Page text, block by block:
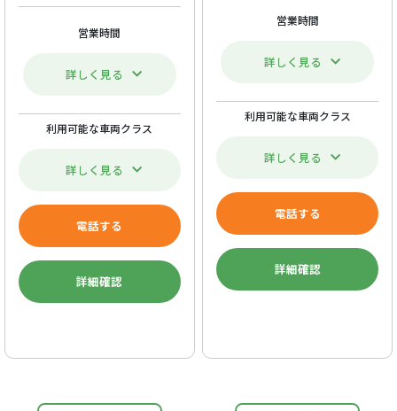
営業時間
詳しく見る
利用可能な車両クラス
詳しく見る
電話する
詳細確認
営業時間
詳しく見る
利用可能な車両クラス
詳しく見る
電話する
詳細確認